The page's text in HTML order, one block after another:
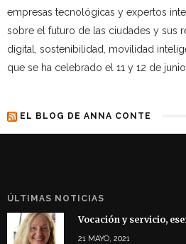
empresas tecnológicas y expertos
sobre el futuro de las ciudades y sus
digital, sostenibilidad, movilidad
que se ha celebrado el 11 y 12 de junio
EL BLOG DE ANNA CONTE
ÚLTIMAS NOTICIAS
Vocación y servicio,
21 MAYO, 2021